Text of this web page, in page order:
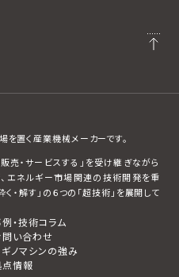
を置く産業機械メーカーです。
売・サービスする」を受け継ぎながら
エネルギー市場関連の技術開発を重
く・解す」の６つの「超技術」を展開して
・技術コラム
問い合わせ
ノマシンの強み
点情報